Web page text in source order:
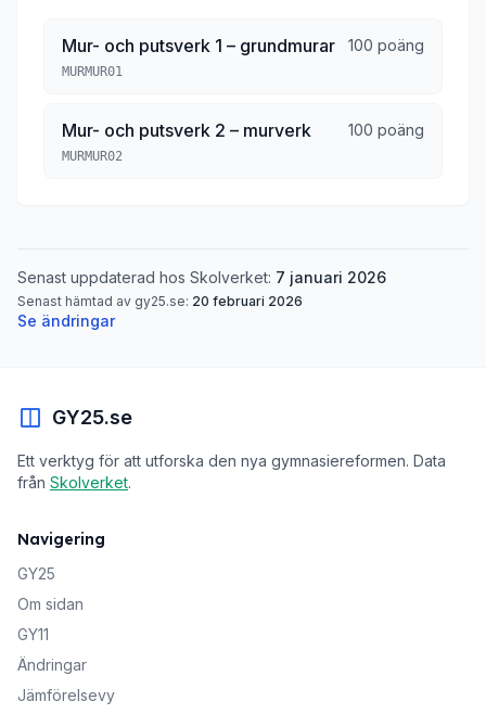
Mur- och putsverk 1 – grundmurar 100 poäng
MURMUR01
Mur- och putsverk 2 – murverk 100 poäng
MURMUR02
Senast uppdaterad hos Skolverket: 7 januari 2026
Senast hämtad av gy25.se: 20 februari 2026
Se ändringar
GY25.se
Ett verktyg för att utforska den nya gymnasiereformen. Data
från Skolverket.
Navigering
GY25
Om sidan
GY11
Ändringar
Jämförelsevy